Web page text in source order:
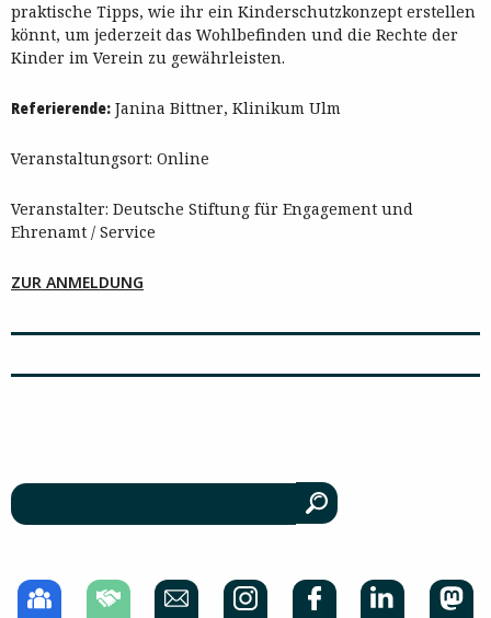
praktische Tipps, wie ihr ein Kinderschutzkonzept erstellen
könnt, um jederzeit das Wohlbefinden und die Rechte der
Kinder im Verein zu gewährleisten.
Referierende: Janina Bittner, Klinikum Ulm
Veranstaltungsort: Online
Veranstalter: Deutsche Stiftung für Engagement und
Ehrenamt / Service
ZUR ANMELDUNG